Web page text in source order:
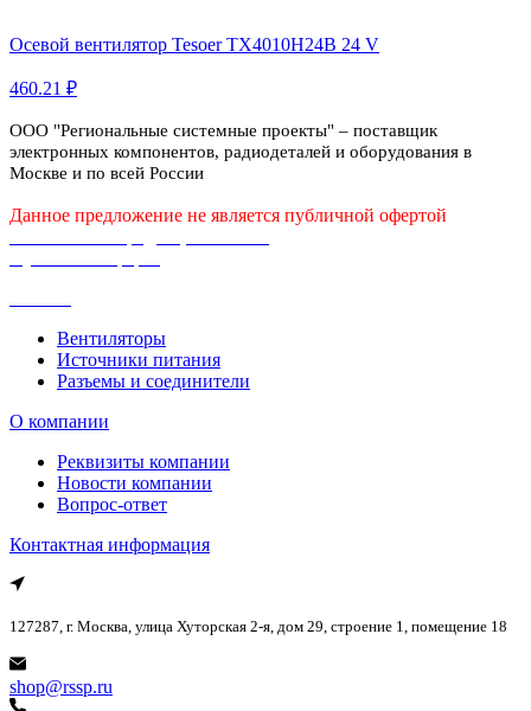
Осевой вентилятор Tesoer TX4010H24B 24 V
460.21 ₽
ООО "Региональные системные проекты" – поставщик
электронных компонентов, радиодеталей и оборудования в
Москве и по всей России
Данное предложение не является публичной офертой
Вентиляторы
Источники питания
Разъемы и соединители
О компании
Реквизиты компании
Новости компании
Вопрос-ответ
Контактная информация
127287, г. Москва, улица Хуторская 2-я, дом 29, строение 1, помещение 18
shop@rssp.ru